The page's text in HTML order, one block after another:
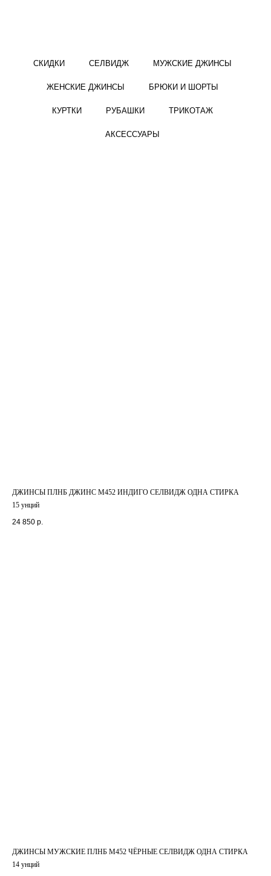
СКИДКИ СЕЛВИДЖ МУЖСКИЕ ДЖИНСЫ
ЖЕНСКИЕ ДЖИНСЫ БРЮКИ И ШОРТЫ
КУРТКИ РУБАШКИ ТРИКОТАЖ
АКСЕССУАРЫ
ДЖИНСЫ ПЛНБ ДЖИНС М452 ИНДИГО СЕЛВИДЖ ОДНА СТИРКА
15 унций
24 850 р.
ДЖИНСЫ МУЖСКИЕ ПЛНБ М452 ЧЁРНЫЕ СЕЛВИДЖ ОДНА СТИРКА
14 унций